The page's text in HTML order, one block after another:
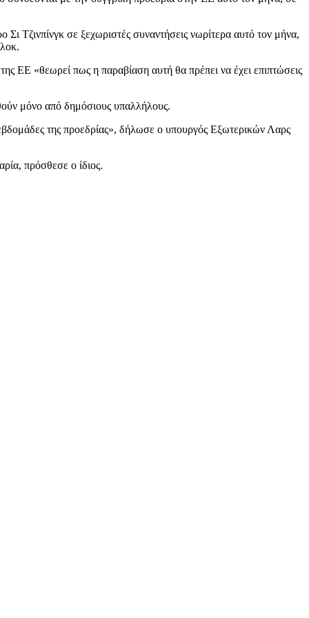
Τζινπίνγκ σε ξεχωριστές συναντήσεις νωρίτερα αυτό τον μήνα,
ΕΕ «θεωρεί πως η παραβίαση αυτή θα πρέπει να έχει επιπτώσεις
μόνο από δημόσιους υπαλλήλους.
της προεδρίας», δήλωσε ο υπουργός Εξωτερικών Λαρς
πρόσθεσε ο ίδιος.